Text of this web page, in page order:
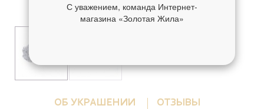
ОБ УКРАШЕНИИ ОТЗЫВЫ
С уважением, команда Интернет-
магазина «Золотая Жила»